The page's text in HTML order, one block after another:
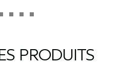
PRODUITS